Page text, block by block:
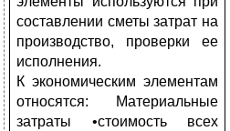
составлении сметы затрат на
производство, проверки ее
исполнения.
К экономическим элементам
относятся: Материальные
затраты •стоимость всех